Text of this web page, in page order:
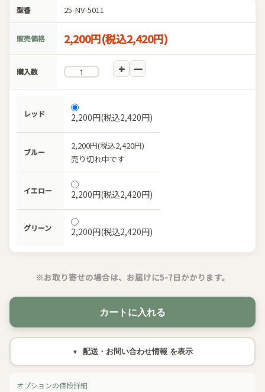
型番 25-NV-5011
販売価格 2,200円(税込2,420円)
購入数
レッド 2,200円(税込2,420円)
ブルー
2,200円(税込2,420円)
売り切れ中です
イエロー 2,200円(税込2,420円)
グリーン 2,200円(税込2,420円)
※お取り寄せの場合は、お届けに5-7日かかります。
カートに入れる
配送・お問い合わせ情報
オプションの値段詳細